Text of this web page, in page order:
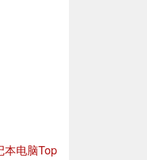
本电脑Top